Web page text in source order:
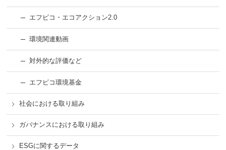
エフピコ・エコアクション2.0
環境関連動画
対外的な評価など
エフピコ環境基金
社会における取り組み
ガバナンスにおける取り組み
ESGに関するデータ